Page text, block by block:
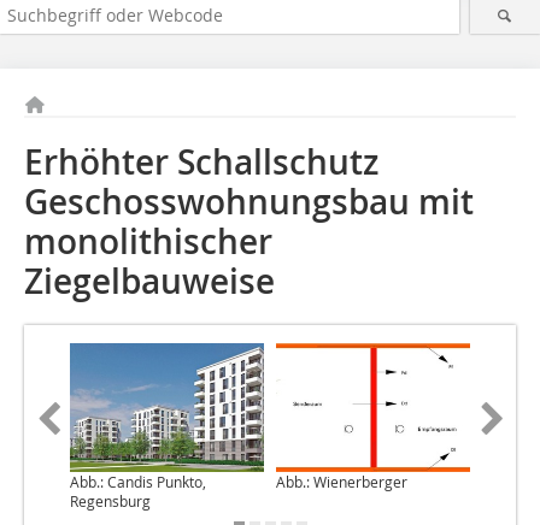
Erhöhter Schallschutz
Geschosswohnungsbau mit
monolithischer
Ziegelbauweise
Abb.: Candis Punkto,
Regensburg
Abb.: Wienerberger